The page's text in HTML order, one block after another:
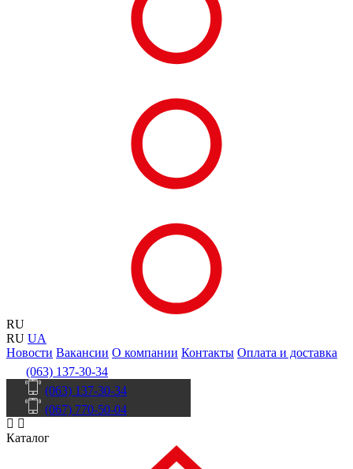
RU
RU UA
Новости Вакансии О компании Контакты Оплата и доставка
(063) 137-30-34
(063) 137-30-34
(067) 770-50-04
Каталог